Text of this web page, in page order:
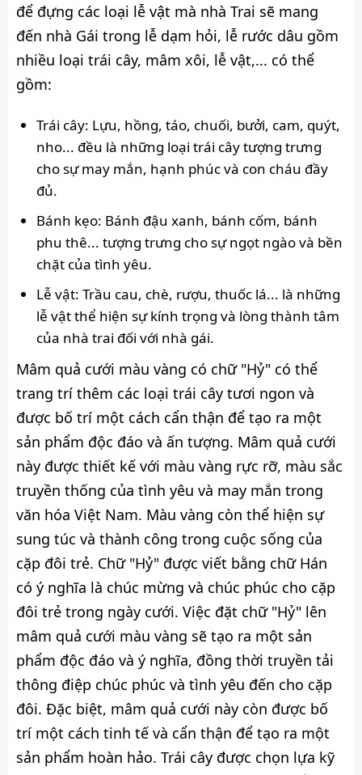
để đựng các loại lễ vật mà nhà Trai sẽ mang
đến nhà Gái trong lễ dạm hỏi, lễ rước dâu gồm
nhiều loại trái cây, mâm xôi, lễ vật,... có thể
gồm:
Trái cây: Lựu, hồng, táo, chuối, bưởi, cam, quýt,
nho... đều là những loại trái cây tượng trưng
cho sự may mắn, hạnh phúc và con cháu đầy
đủ.
Bánh kẹo: Bánh đậu xanh, bánh cốm, bánh
phu thê... tượng trưng cho sự ngọt ngào và bền
chặt của tình yêu.
Lễ vật: Trầu cau, chè, rượu, thuốc lá... là những
lễ vật thể hiện sự kính trọng và lòng thành tâm
của nhà trai đối với nhà gái.
Mâm quả cưới màu vàng có chữ "Hỷ" có thể
trang trí thêm các loại trái cây tươi ngon và
được bố trí một cách cẩn thận để tạo ra một
sản phẩm độc đáo và ấn tượng. Mâm quả cưới
này được thiết kế với màu vàng rực rỡ, màu sắc
truyền thống của tình yêu và may mắn trong
văn hóa Việt Nam. Màu vàng còn thể hiện sự
sung túc và thành công trong cuộc sống của
cặp đôi trẻ. Chữ "Hỷ" được viết bằng chữ Hán
có ý nghĩa là chúc mừng và chúc phúc cho cặp
đôi trẻ trong ngày cưới. Việc đặt chữ "Hỷ" lên
mâm quả cưới màu vàng sẽ tạo ra một sản
phẩm độc đáo và ý nghĩa, đồng thời truyền tải
thông điệp chúc phúc và tình yêu đến cho cặp
đôi. Đặc biệt, mâm quả cưới này còn được bố
trí một cách tinh tế và cẩn thận để tạo ra một
sản phẩm hoàn hảo. Trái cây được chọn lựa kỹ